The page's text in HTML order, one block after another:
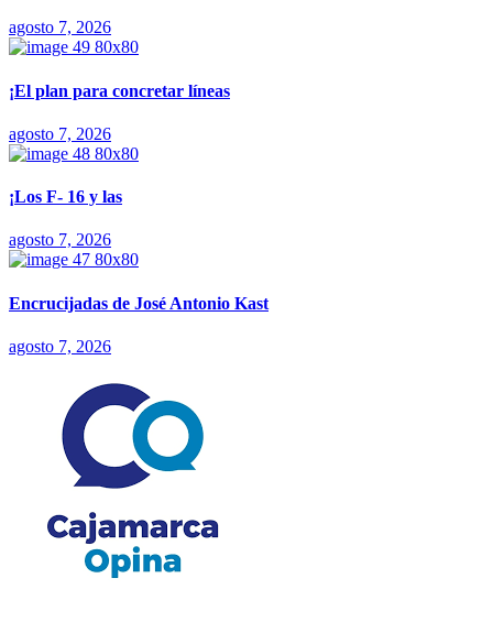
agosto 7, 2026
¡El plan para concretar líneas
agosto 7, 2026
¡Los F- 16 y las
agosto 7, 2026
Encrucijadas de José Antonio Kast
agosto 7, 2026